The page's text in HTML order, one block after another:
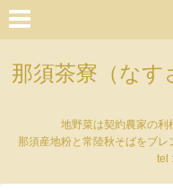
那須茶寮（な
地野菜は契約農家の利
那須産地粉と常陸秋そばをブレ
tel